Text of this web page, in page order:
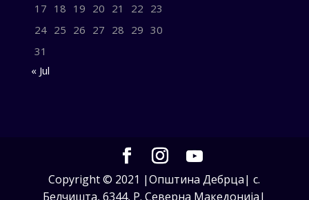
17 18 19 20 21 22 23
24 25 26 27 28 29 30
31
« Jul
Copyright © 2021 |Општина Дебрца| с.
Белчишта, 6344, Р. Северна Македонија|